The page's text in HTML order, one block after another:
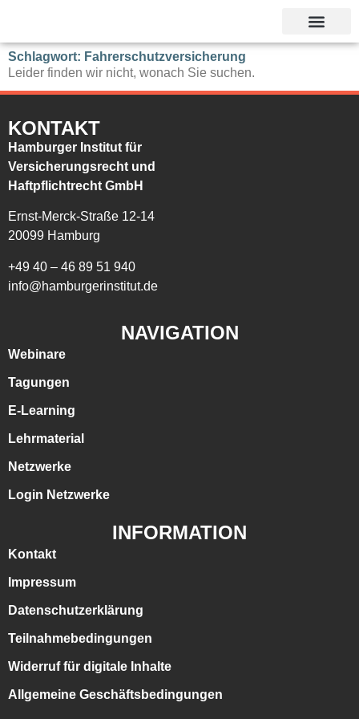
Schlagwort: Fahrerschutzversicherung
Leider finden wir nicht, wonach Sie suchen.
KONTAKT
Hamburger Institut für
Versicherungsrecht und
Haftpflichtrecht GmbH
Ernst-Merck-Straße 12-14
20099 Hamburg
+49 40 – 46 89 51 940
info@hamburgerinstitut.de
NAVIGATION
Webinare
Tagungen
E-Learning
Lehrmaterial
Netzwerke
Login Netzwerke
INFORMATION
Kontakt
Impressum
Datenschutzerklärung
Teilnahmebedingungen
Widerruf für digitale Inhalte
Allgemeine Geschäftsbedingungen